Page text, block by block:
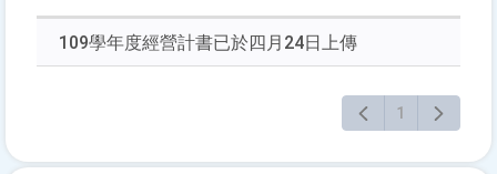
查
109學年度經營計書已於四月24日上傳
1